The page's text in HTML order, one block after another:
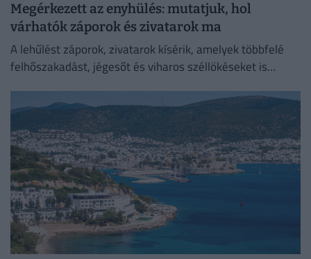
Megérkezett az enyhülés: mutatjuk, hol
várhatók záporok és zivatarok ma
A lehűlést záporok, zivatarok kísérik, amelyek többfelé
felhőszakadást, jégesőt és viharos széllökéseket is